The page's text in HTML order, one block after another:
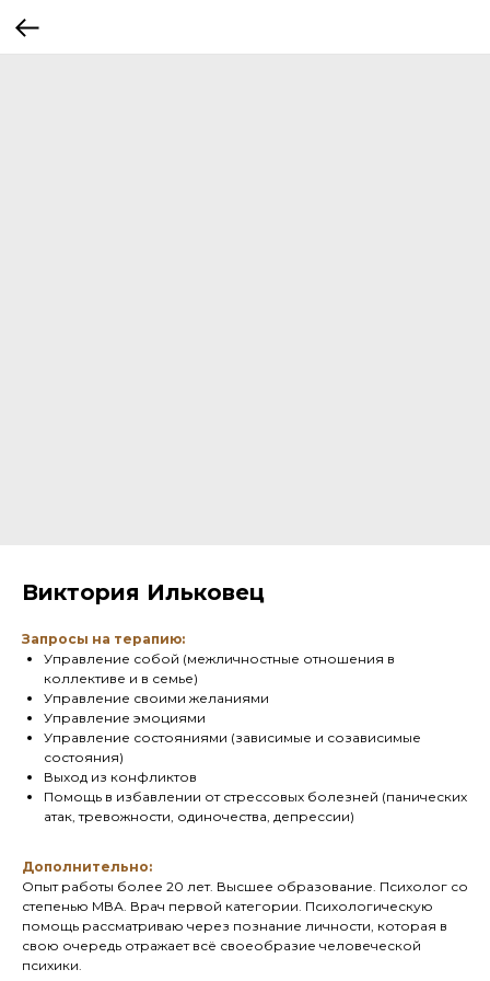
Виктория Ильковец
Запросы на терапию:
Управление собой (межличностные отношения в
коллективе и в семье)
Управление своими желаниями
Управление эмоциями
Управление состояниями (зависимые и созависимые
состояния)
Выход из конфликтов
Помощь в избавлении от стрессовых болезней (панических
атак, тревожности, одиночества, депрессии)
Дополнительно:
Опыт работы более 20 лет. Высшее образование. Психолог со
степенью МВА. Врач первой категории. Психологическую
помощь рассматриваю через познание личности, которая в
свою очередь отражает всё своеобразие человеческой
психики.